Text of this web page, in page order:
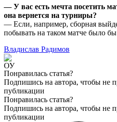
— У вас есть мечта посетить
она вернется на турниры?
— Если, например, сборная
побывать на таком матче было
Владислав Радимов
Понравилась статья?
Подпишись на автора, чтобы не
публикации
Понравилась статья?
Подпишись на автора, чтобы не
публикации